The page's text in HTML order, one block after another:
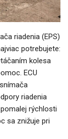
riadenia (EPS)
potrebujete:
kolesa
ECU
riadenia
rýchlosti
sa znižuje pri